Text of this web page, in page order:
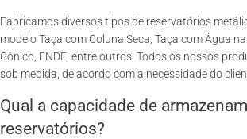
Fabricamos diversos tipos de reservatórios
modelo Taça com Coluna Seca, Taça com Água
Cônico, FNDE, entre outros. Todos os nossos
sob medida, de acordo com a necessidade do
Qual a capacidade de
reservatórios?